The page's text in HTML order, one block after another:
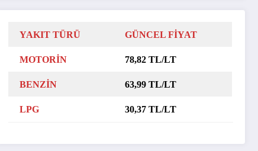
YAKIT TÜRÜ GÜNCEL FİYAT
MOTORİN 78,82 TL/LT
BENZİN 63,99 TL/LT
LPG 30,37 TL/LT